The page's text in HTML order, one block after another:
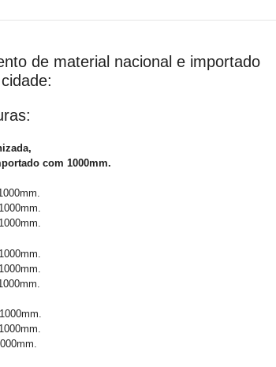
de material nacional e importado
com 1000mm.